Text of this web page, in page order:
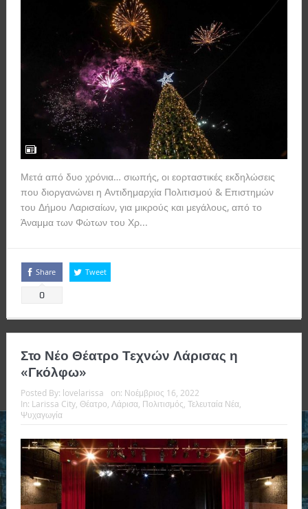
Μετά από δυο χρόνια… σιωπής, οι εορταστικές εκδηλώσεις
που διοργανώνει η Αντιδημαρχία Πολιτισμού & Επιστημών
του Δήμου Λαρισαίων, για μικρούς και μεγάλους, από το
Άναμμα των Φώτων του Χρ...
Share
0
Tweet
Στο Νέο Θέατρο Τεχνών Λάρισας η
«Γκόλφω»
Posted By: lovelarissa on: Νοέμβριος 16, 2022
In: Larissa City, Θέατρο, Λάρισα, Πολιτισμός, Τελευταία Νέα,
Ψυχαγωγία